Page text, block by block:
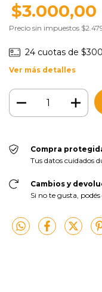
$3.000,00
Precio sin impuestos
24 cuotas de
Ver más detalles
Compra
Tus datos cuidados
Cambios y
Si no te gusta,